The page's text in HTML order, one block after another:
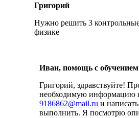
Григорий
Нужно решить 3
физике
Иван, помощь с обучением
Григорий, здравствуйте!
необходимую информацию
9186862@mail.ru и
выполнить. Я посмотрю